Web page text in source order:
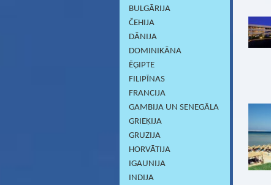
BULGĀRIJA
ČEHIJA
DĀNIJA
DOMINIKĀNA
ĒĢIPTE
FILIPĪNAS
FRANCIJA
GAMBIJA UN SENEGĀLA
GRIEĶIJA
GRUZIJA
HORVĀTIJA
IGAUNIJA
INDIJA